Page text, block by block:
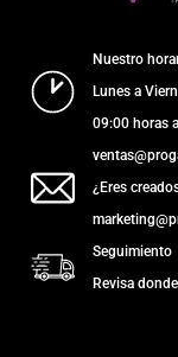
Nuestro
Lunes a
09:00 horas
¿Eres
Seguimiento
Revisa